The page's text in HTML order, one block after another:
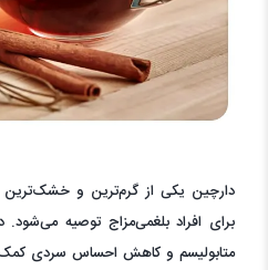
دارچین یکی از گرم‌ترین و
برای افراد بلغمی‌مزاج توصیه
متابولیسم و کاهش احساس سردی کمک